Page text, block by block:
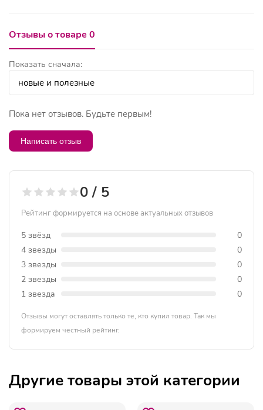
Отзывы о товаре 0
Показать сначала:
Пока нет отзывов. Будьте первым!
Написать отзыв
0 / 5
Рейтинг формируется на основе актуальных отзывов
5 звёзд
0
4 звезды
0
3 звезды
0
2 звезды
0
1 звезда
0
Отзывы могут оставлять только те, кто купил товар. Так мы
формируем честный рейтинг.
Другие товары этой категории